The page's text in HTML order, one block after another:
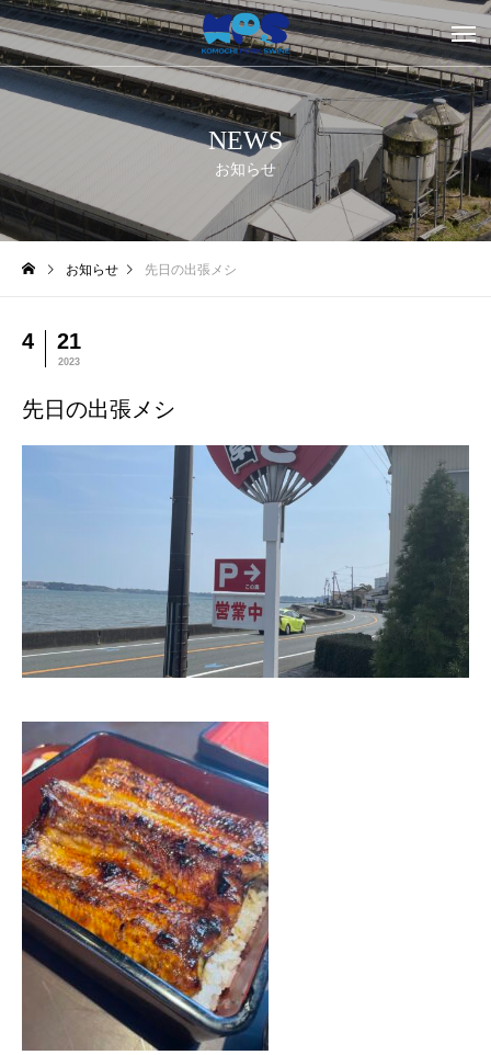
NEWS
お知らせ
お知らせ 先日の出張メシ
4 21
2023
先日の出張メシ